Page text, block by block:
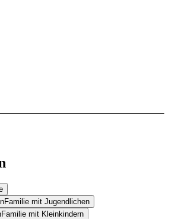
Familie mit Jugendlichen
Familie mit Kleinkindern